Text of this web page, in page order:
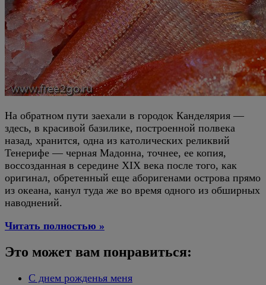
На обратном пути заехали в городок Канделярия —
здесь, в красивой базилике, построенной полвека
назад, хранится, одна из католических реликвий
Тенерифе — черная Мадонна, точнее, ее копия,
воссозданная в середине XIX века после того, как
оригинал, обретенный еще аборигенами острова прямо
из океана, канул туда же во время одного из обширных
наводнений.
Читать полностью »
Это может вам понравиться:
С днем рожденья меня